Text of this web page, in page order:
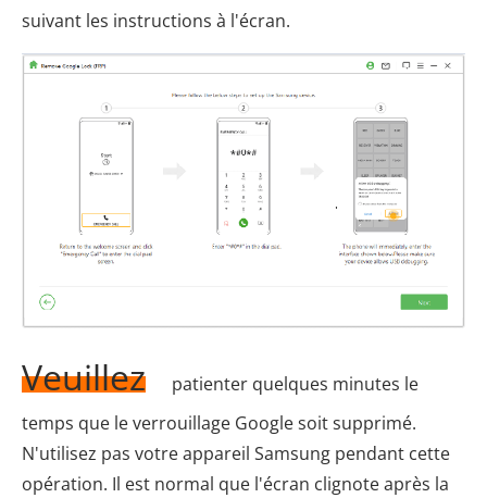
suivant les instructions à l'écran.
Veuillez
patienter quelques minutes le
temps que le verrouillage Google soit supprimé.
N'utilisez pas votre appareil Samsung pendant cette
opération. Il est normal que l'écran clignote après la